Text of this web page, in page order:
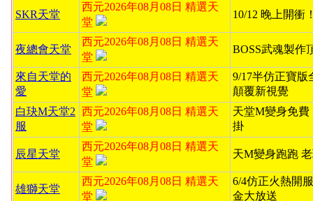
SKR天堂
西元2026年08月08日 精選天
堂
10/12 晚上開衝
夜總會天堂
西元2026年08月08日 精選天
堂
BOSS武魂製作
來自天堂的
愛
西元2026年08月08日 精選天
堂
9/17半仿正寶版
顛覆新視覺
白玦M天堂2
服
西元2026年08月08日 精選天
堂
天堂M變身免費
掛
辰星天堂
西元2026年08月08日 精選天
堂
天M變身跑跑
雄獅天堂
西元2026年08月08日 精選天
堂
6/4仿正火熱開
金大放送